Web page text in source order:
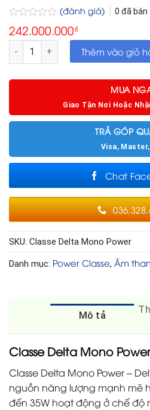
Được
xếp
5
(đánh giá) 0 đã bán
242.000.000₫
Classe Delta Mono Power số
Thêm vào giỏ
MUA
Giao Tận Nơi Hoặc
TRẢ GÓP
Visa,
Chat
SKU: Classe Delta Mono Power
Danh mục: Power Classe, Âm
Mô tả
Classe Delta Mono Power
Classe Delta Mono Power –
nguồn năng lượng mạnh mẽ
đến 35W hoạt động ở chế độ